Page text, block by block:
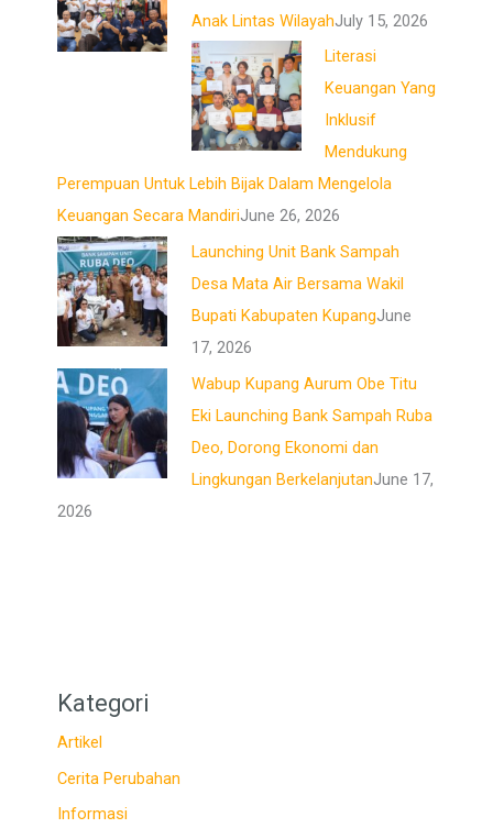
Anak Lintas WilayahJuly 15, 2026
Literasi
Keuangan Yang
Inklusif
Mendukung
Perempuan Untuk Lebih Bijak Dalam Mengelola
Keuangan Secara MandiriJune 26, 2026
Launching Unit Bank Sampah
Desa Mata Air Bersama Wakil
Bupati Kabupaten KupangJune
17, 2026
Wabup Kupang Aurum Obe Titu
Eki Launching Bank Sampah Ruba
Deo, Dorong Ekonomi dan
Lingkungan BerkelanjutanJune 17,
2026
Kategori
Artikel
Cerita Perubahan
Informasi